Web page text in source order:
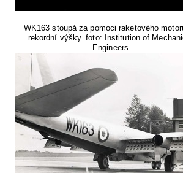
WK163 stoupá za pomoci raketového
rekordní výšky. foto: Institution of
Engineers